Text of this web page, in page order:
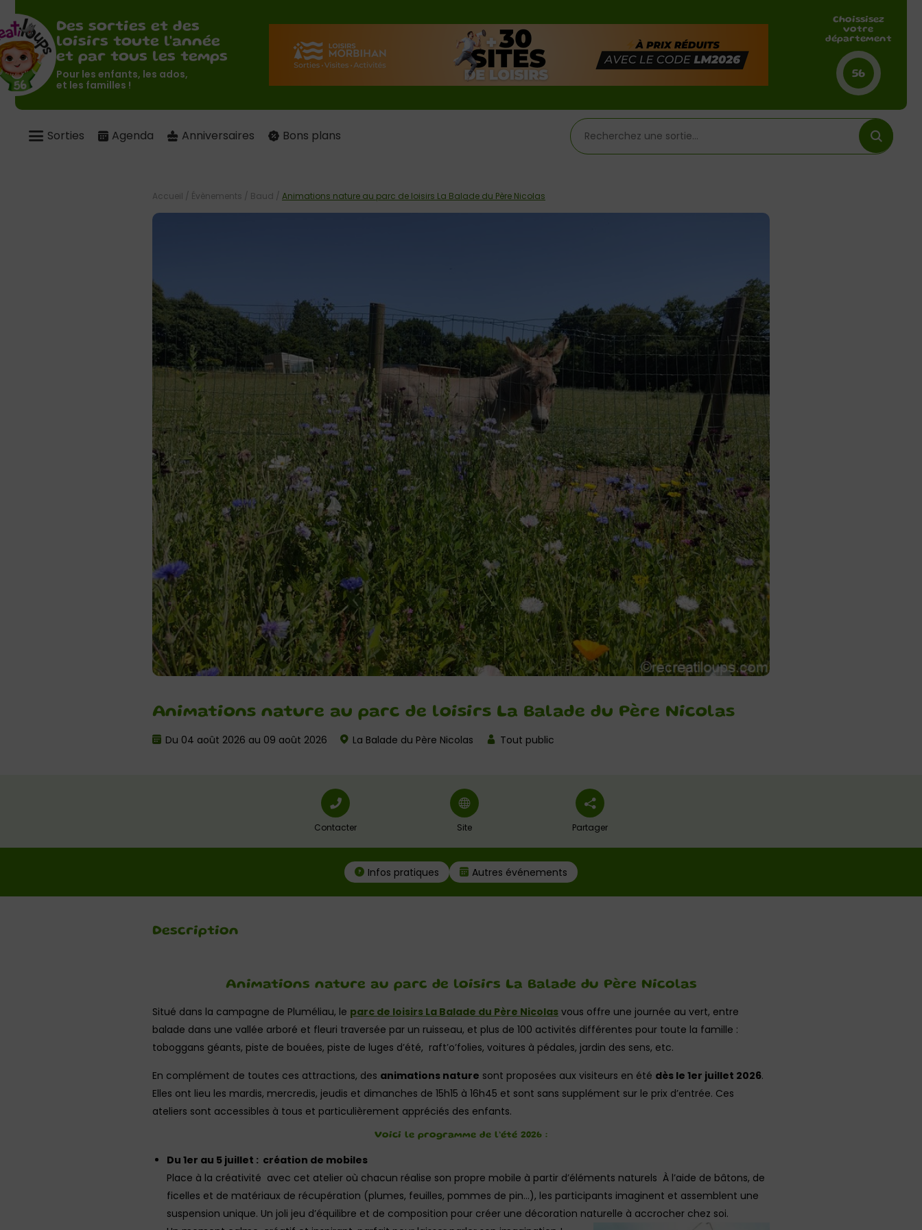
Des sorties et des
loisirs toute l'année
et par tous les temps
Pour les enfants, les ados,
et les familles !
Choissisez
votre
département
56
Sorties Agenda Anniversaires Bons plans
Animations nature au parc de loisirs La Balade du Père Nicolas
Du 04 août 2026 au 09 août 2026 La Balade du Père Nicolas Tout public
Accueil / Évènements / Baud / Animations nature au parc de loisirs La Balade du Père Nicolas
Contacter Site Partager
Infos pratiques Autres événements
Description
Animations nature au parc de loisirs La Balade du Père Nicolas
Situé dans la campagne de Pluméliau, le parc de loisirs La Balade du Père Nicolas vous offre une journée au vert, entre
balade dans une vallée arboré et fleuri traversée par un ruisseau, et plus de 100 activités différentes pour toute la famille :
toboggans géants, piste de bouées, piste de luges d’été, raft’o’folies, voitures à pédales, jardin des sens, etc.
En complément de toutes ces attractions, des animations nature sont proposées aux visiteurs en été dès le 1er juillet 2026.
Elles ont lieu les mardis, mercredis, jeudis et dimanches de 15h15 à 16h45 et sont sans supplément sur le prix d’entrée. Ces
ateliers sont accessibles à tous et particulièrement appréciés des enfants.
Voici le programme de l’été 2026 :
Du 1er au 5 juillet : création de mobiles
Place à la créativité avec cet atelier où chacun réalise son propre mobile à partir d’éléments naturels À l’aide de bâtons, de
ficelles et de matériaux de récupération (plumes, feuilles, pommes de pin…), les participants imaginent et assemblent une
suspension unique. Un joli jeu d’équilibre et de composition pour créer une décoration naturelle à accrocher chez soi.